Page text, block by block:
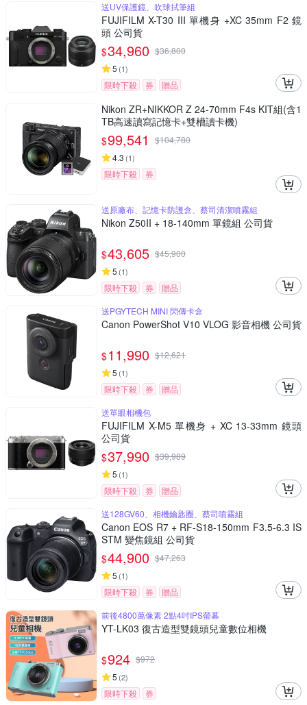
送UV保護鏡、吹球拭筆組
FUJIFILM X-T30 III 單機身 +XC 35mm F2 鏡
頭 公司貨
$34,960 $36,800
5 (1)
限時下殺 券 贈品
Nikon ZR+NIKKOR Z 24-70mm F4s KIT組(含1
TB高速讀寫記憶卡+雙槽讀卡機)
$99,541 $104,780
4.3 (1)
限時下殺 券
送原廠布、記憶卡防護盒、蔡司清潔噴霧組
Nikon Z50II + 18-140mm 單鏡組 公司貨
$43,605 $45,900
5 (1)
限時下殺 券
贈品
送PGYTECH MINI 閃傳卡盒
Canon PowerShot V10 VLOG 影音相機 公司貨
$11,990 $12,621
5 (1)
限時下殺 券
贈品
送單眼相機包
FUJIFILM X-M5 單機身 + XC 13-33mm 鏡頭
公司貨
$37,990 $39,989
5 (1)
限時下殺 券
贈品
送128GV60、相機鑰匙圈、蔡司噴霧組
Canon EOS R7 + RF-S18-150mm F3.5-6.3 IS
STM 變焦鏡組 公司貨
$44,900 $47,263
5 (1)
限時下殺 券
贈品
前後4800萬像素 2點4吋IPS螢幕
YT-LK03 復古造型雙鏡頭兒童數位相機
$924 $972
5 (2)
限時下殺 券